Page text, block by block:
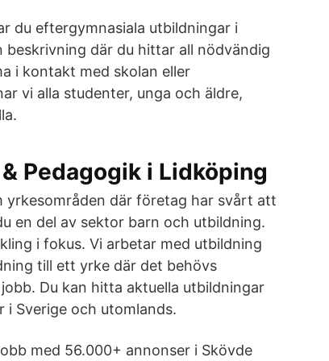
du eftergymnasiala utbildningar i
beskrivning där du hittar all nödvändig
i kontakt med skolan eller
vi alla studenter, unga och äldre,
Pedagogik i Lidköping
där företag har svårt att
en del av sektor barn och utbildning.
i fokus. Vi arbetar med utbildning
till ett yrke där det behövs
Du kan hitta aktuella utbildningar
Sverige och utomlands.
med 56.000+ annonser i Skövde